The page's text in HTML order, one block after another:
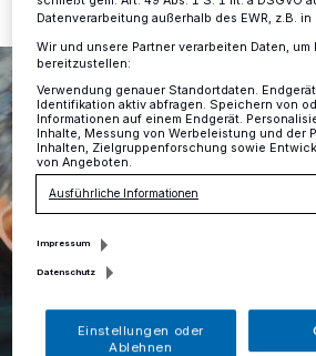
Datenverarbeitung außerhalb des EWR, z.B. in
Wir und unsere Partner verarbeiten Daten, um
bereitzustellen:
Verwendung genauer Standortdaten.
Identifikation aktiv abfragen. Speichern von
Informationen auf einem Endgerät.
Inhalte, Messung von Werbeleistung und der
Inhalten, Zielgruppenforschung sowie
von Angeboten.
Ausführliche Informationen
Impressum
Datenschutz
Einstellungen oder
Ablehnen